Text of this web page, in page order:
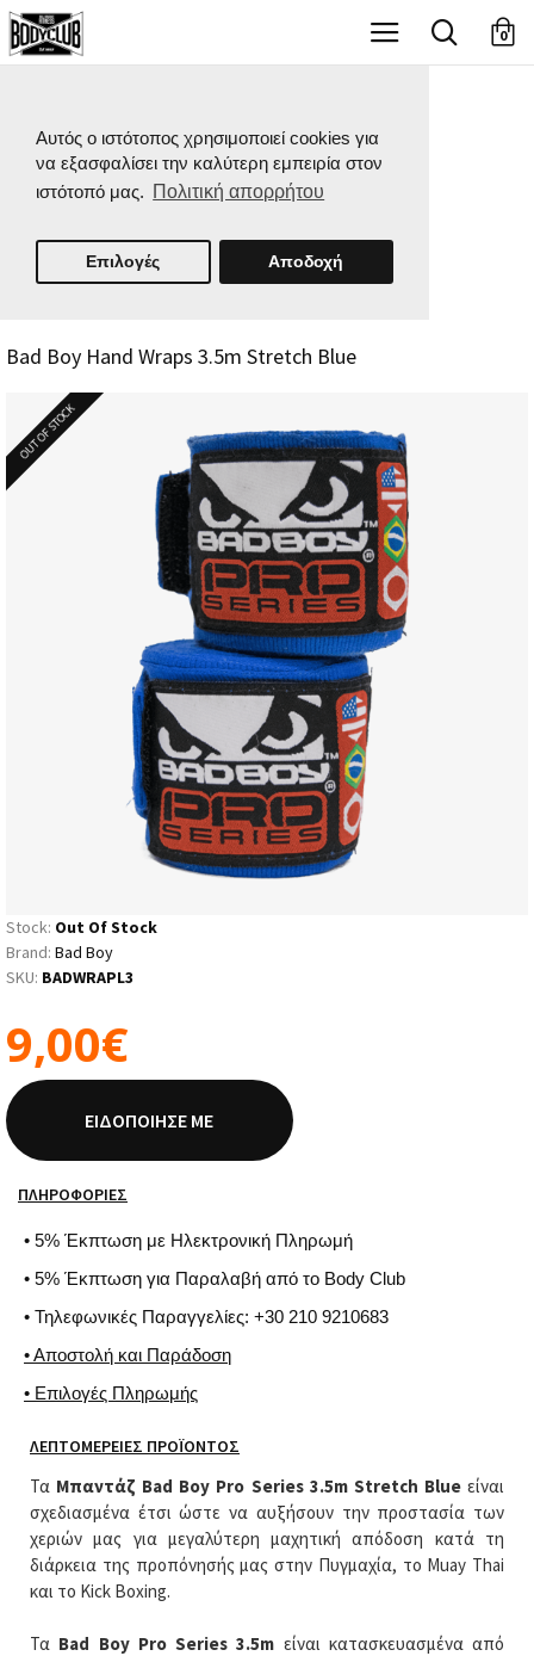
Αυτός ο ιστότοπος χρησιμοποιεί cookies για
να εξασφαλίσει την καλύτερη εμπειρία στον
ιστότοπό μας. Πολιτική απορρήτου
X
Επιλογές Αποδοχή
0
Bad Boy Hand Wraps 3.5m Stretch Blue
OUT OF STOCK
Stock: Out Of Stock
Brand: Bad Boy
SKU: BADWRAPL3
9,00€
ΕΙΔΟΠΟΊΗΣΈ ΜΕ
ΠΛΗΡΟΦΟΡΊΕΣ
• 5% Έκπτωση με Ηλεκτρονική Πληρωμή
• 5% Έκπτωση για Παραλαβή από το Body Club
• Τηλεφωνικές Παραγγελίες: +30 210 9210683
• Αποστολή και Παράδοση
• Επιλογές Πληρωμής
ΛΕΠΤΟΜΈΡΕΙΕΣ ΠΡΟΪΌΝΤΟΣ
Τα Μπαντάζ Bad Boy Pro Series 3.5m Stretch Blueείναι
σχεδιασμένα έτσι ώστε να αυξήσουν την προστασία των
χεριών μας για μεγαλύτερη μαχητική απόδοση κατά τη
διάρκεια της προπόνησής μας στην Πυγμαχία, το Muay Thai
και το Kick Boxing.
Τα Bad Boy Pro Series 3.5m είναι κατασκευασμένα από